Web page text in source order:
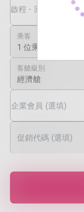
啟程 - 回程日期
乘客
1 位乘客
客艙級別
經濟艙
企業會員 (選填)
促銷代碼 (選填)